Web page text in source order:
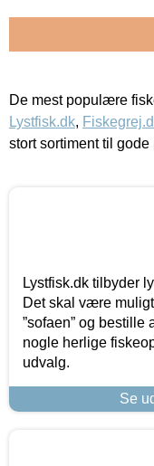
De mest populære
Lystfisk.dk,
stort sortiment til gode
Lystfisk.dk tilbyder
Det skal være
”sofaen” og bestille
nogle herlige
udvalg.
Se